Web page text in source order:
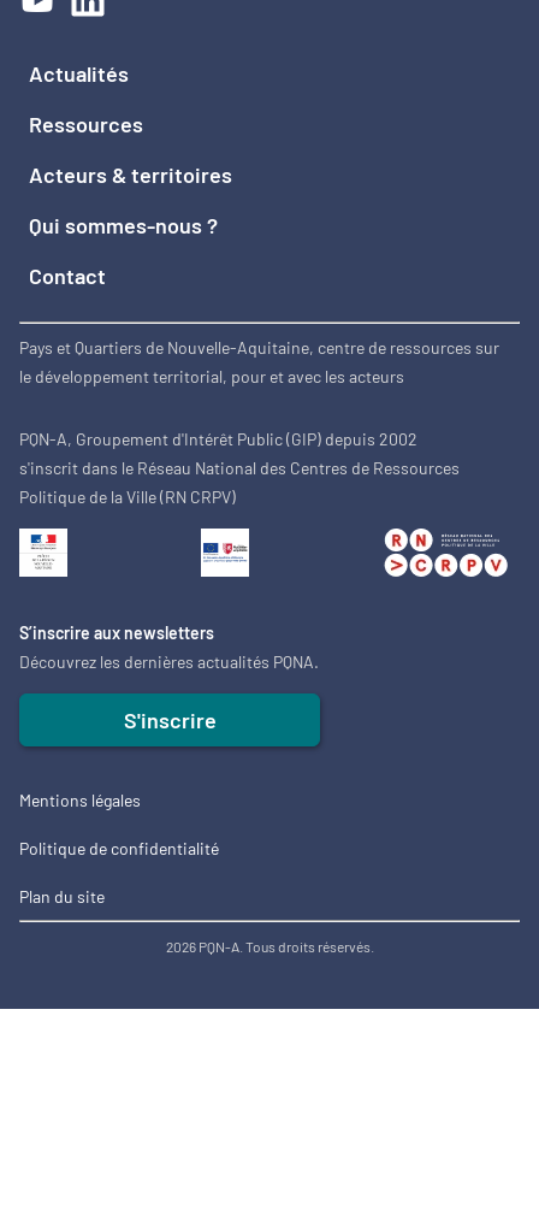
Actualités
Ressources
Acteurs & territoires
Qui sommes-nous ?
Contact
Pays et Quartiers de Nouvelle-Aquitaine, centre de ressources sur
le développement territorial, pour et avec les acteurs
PQN-A, Groupement d'Intérêt Public (GIP) depuis 2002
s'inscrit dans le Réseau National des Centres de Ressources
Politique de la Ville (RN CRPV)
S’inscrire aux newsletters
Découvrez les dernières actualités PQNA.
S'inscrire
Mentions légales
Politique de confidentialité
Plan du site
2026 PQN-A. Tous droits réservés.